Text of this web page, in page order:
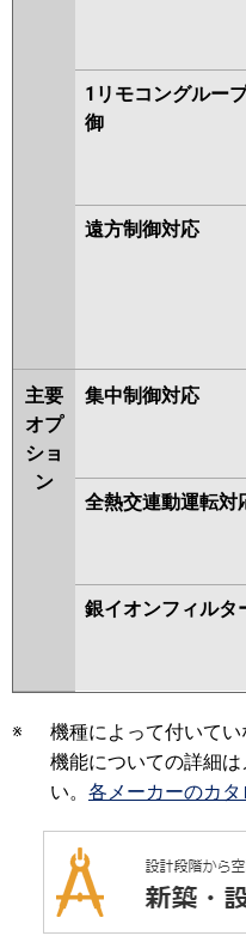
1リモコングルー
御
遠方制御対応
主要
オプ
ショ
ン
集中制御対応
全熱交連動運転対
銀イオンフィルタ
※
機種によって付いてい
機能についての詳細
い。 各メーカーのカ